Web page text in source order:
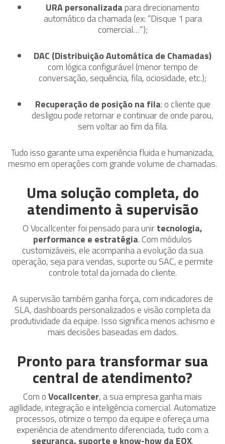
URA personalizadapara direcionamento
automático da chamada (ex: “Disque 1 para
comercial…”);
DAC (Distribuição Automática de Chamadas)
com lógica configurável (menor tempo de
conversação, sequência, fila, ociosidade, etc.);
Recuperação de posição na fila: o cliente que
desligou pode retornar e continuar de onde parou,
sem voltar ao fim da fila.
Tudo isso garante uma experiência fluida e humanizada,
mesmo em operações com grande volume de chamadas.
Uma solução completa, do
atendimento à supervisão
O Vocallcenter foi pensado para unirtecnologia,
performance e estratégia. Com módulos
customizáveis, ele acompanha a evolução da sua
operação, seja para vendas, suporte ou SAC, e permite
controle total da jornada do cliente.
A supervisão também ganha força, com indicadores de
SLA, dashboards personalizados e visão completa da
produtividade da equipe. Isso significa menos achismo e
mais decisões baseadas em dados.
Pronto para transformar sua
central de atendimento?
Com oVocallcenter, a sua empresa ganha mais
agilidade, integração e inteligência comercial. Automatize
processos, otimize o tempo da equipe e ofereça uma
experiência de atendimento diferenciada, tudo com a
segurança, suporte e know-how da EOX.